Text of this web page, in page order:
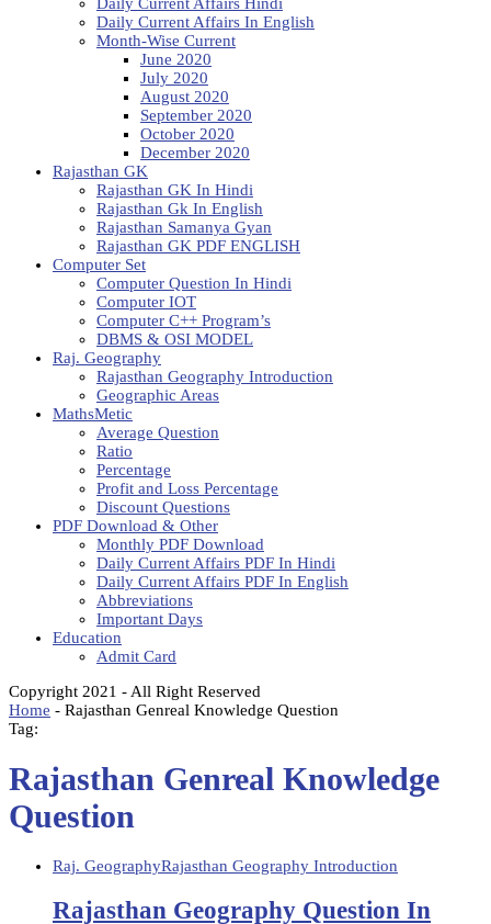
Daily Current Affairs In English
Month-Wise Current
June 2020
July 2020
August 2020
September 2020
October 2020
December 2020
Rajasthan GK
Rajasthan GK In Hindi
Rajasthan Gk In English
Rajasthan Samanya Gyan
Rajasthan GK PDF ENGLISH
Computer Set
Computer Question In Hindi
Computer IOT
Computer C++ Program’s
DBMS & OSI MODEL
Raj. Geography
Rajasthan Geography Introduction
Geographic Areas
MathsMetic
Average Question
Ratio
Percentage
Profit and Loss Percentage
Discount Questions
PDF Download & Other
Monthly PDF Download
Daily Current Affairs PDF In Hindi
Daily Current Affairs PDF In English
Abbreviations
Important Days
Education
Admit Card
Copyright 2021 - All Right Reserved
Home - Rajasthan Genreal Knowledge Question
Tag:
Rajasthan Genreal Knowledge
Question
Raj. GeographyRajasthan Geography Introduction
Rajasthan Geography Question In